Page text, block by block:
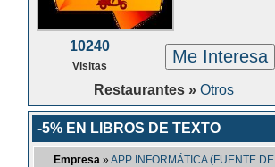
10240
Visitas Me Interesa
Restaurantes » Otros
-5% EN LIBROS DE TEXTO
Empresa»APP INFORMÁTICA (FUENTE DE